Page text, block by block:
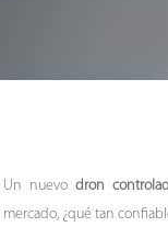
Un nuevo dron
mercado, ¿qué tan